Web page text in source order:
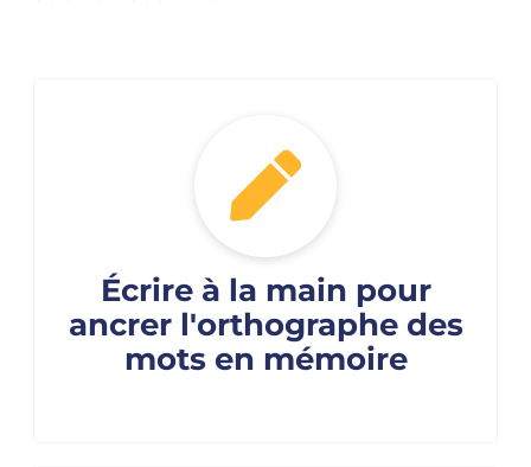
Écrire à la main pour
ancrer l'orthographe des
mots en mémoire